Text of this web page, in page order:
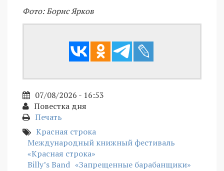
Фото: Борис Ярков
07/08/2026 - 16:53
Повестка дня
Печать
Красная строка
Международный книжный фестиваль
«Красная строка»
Billy’s Band «Запрещенные барабанщики»